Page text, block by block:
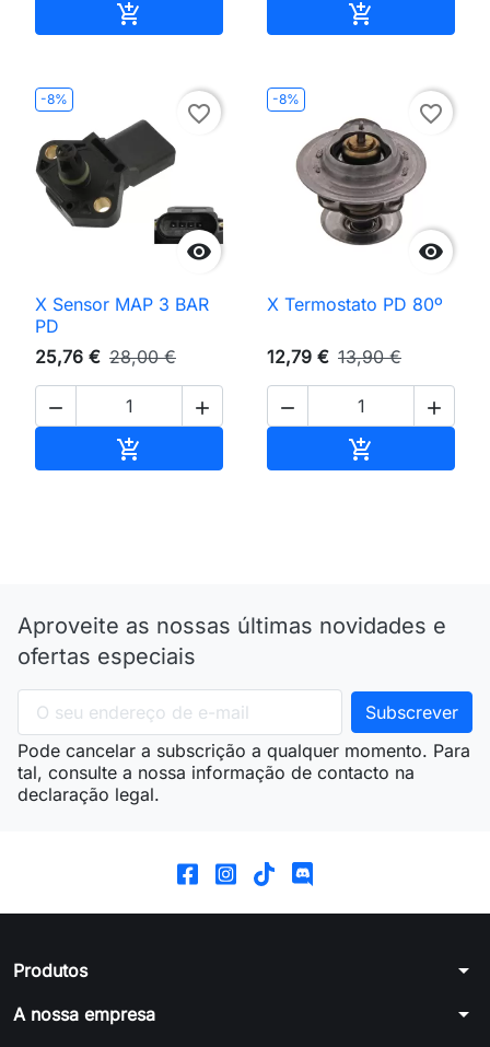
 
-8%

favorite_border
X Sensor MAP 3 BAR
PD
25,76 € 28,00 €
 

-8%

favorite_border
X Termostato PD 80º
12,79 € 13,90 €
 

Aproveite as nossas últimas novidades e
ofertas especiais
Pode cancelar a subscrição a qualquer momento. Para
tal, consulte a nossa informação de contacto na
declaração legal.
Produtos arrow_drop_down
A nossa empresa
arrow_drop_down